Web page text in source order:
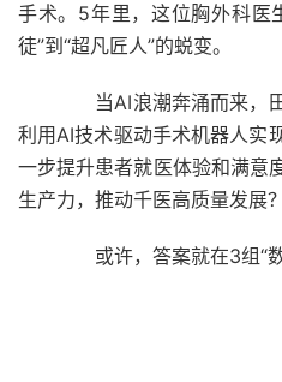
手术。5年里，这位胸外科医
徒”到“超凡匠人”的蜕变。
当AI浪潮奔涌而来，
利用AI技术驱动手术机器人实
一步提升患者就医体验和满意
生产力，推动千医高质量发展？
或许，答案就在3组“数